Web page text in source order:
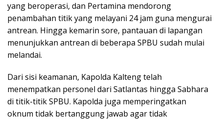
yang beroperasi, dan Pertamina mendorong
penambahan titik yang melayani 24 jam guna mengurai
antrean. Hingga kemarin sore, pantauan di lapangan
menunjukkan antrean di beberapa SPBU sudah mulai
melandai.
​Dari sisi keamanan, Kapolda Kalteng telah
menempatkan personel dari Satlantas hingga Sabhara
di titik-titik SPBU. Kapolda juga memperingatkan
oknum tidak bertanggung jawab agar tidak